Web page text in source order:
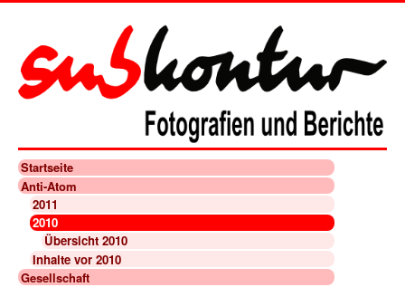
Startseite
Anti-Atom
2011
2010
Übersicht 2010
Inhalte vor 2010
Gesellschaft